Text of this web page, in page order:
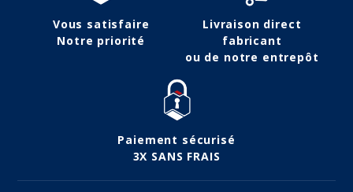
Vous satisfaire
Notre priorité
Livraison direct
fabricant
ou de notre entrepôt
Paiement sécurisé
3X SANS FRAIS